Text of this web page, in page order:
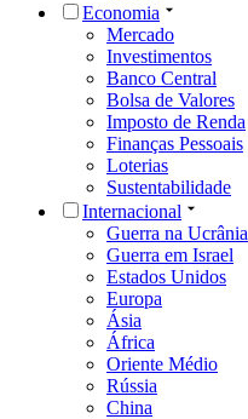
Economia
Mercado
Investimentos
Banco Central
Bolsa de Valores
Imposto de Renda
Finanças Pessoais
Loterias
Sustentabilidade
Internacional
Guerra na Ucrânia
Guerra em Israel
Estados Unidos
Europa
Ásia
África
Oriente Médio
Rússia
China